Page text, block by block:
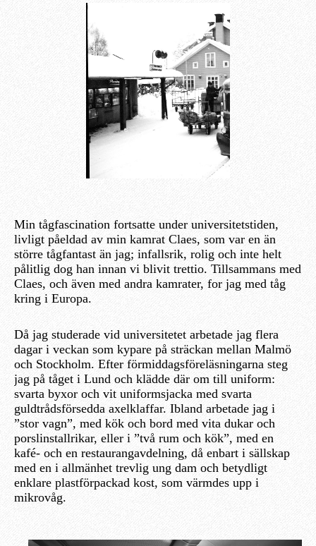
Min tågfascination fortsatte under universitetstiden,
livligt påeldad av min kamrat Claes, som var en än
större tågfantast än jag; infallsrik, rolig och inte helt
pålitlig dog han innan vi blivit trettio. Tillsammans med
Claes, och även med andra kamrater, for jag med tåg
kring i Europa.
Då jag studerade vid universitetet arbetade jag flera
dagar i veckan som kypare på sträckan mellan Malmö
och Stockholm. Efter förmiddagsföreläsningarna steg
jag på tåget i Lund och klädde där om till uniform:
svarta byxor och vit uniformsjacka med svarta
guldtrådsförsedda axelklaffar. Ibland arbetade jag i
”stor vagn”, med kök och bord med vita dukar och
porslinstallrikar, eller i ”två rum och kök”, med en
kafé- och en restaurangavdelning, då enbart i sällskap
med en i allmänhet trevlig ung dam och betydligt
enklare plastförpackad kost, som värmdes upp i
mikrovåg.